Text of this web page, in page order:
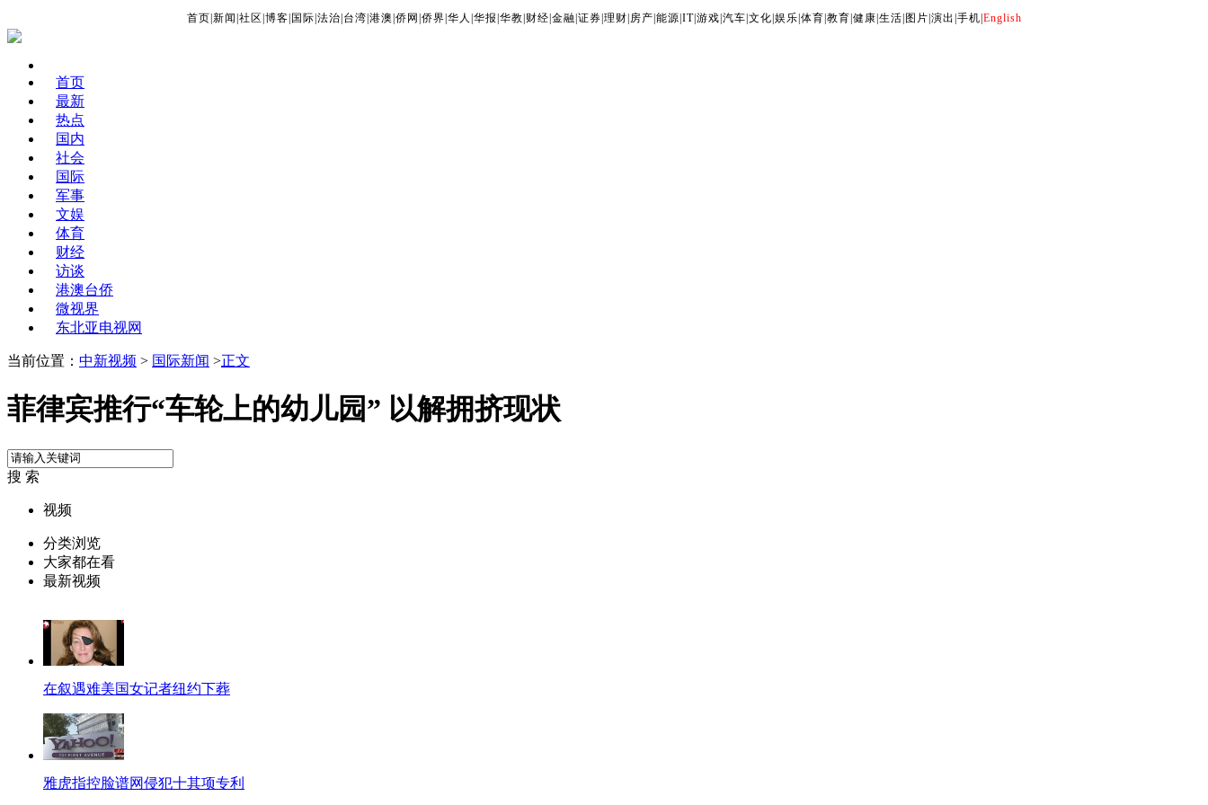
首页 新闻 社区 博客 国际 法治 台湾 港澳 侨网 侨界 华人 华报 华教 财经 金融 证券 理财 房产 能源 IT| 游戏 汽车 文化 娱乐 体育 教育 健康 生活 图片 演出 手机 English
首页
最新
热点
国内
社会
国际
军事
文娱
体育
财经
访谈
港澳台侨
微视界
东北亚电视网
当前位置： 中新视频 > 国际新闻 >正文
菲律宾推行“车轮上的幼儿园” 以解拥挤现状
搜 索
视频
分类浏览
大家都在看
最新视频
在叙遇难美国女记者纽约下葬
雅虎指控脸谱网侵犯十其项专利